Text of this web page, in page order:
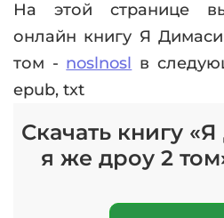
На этой странице
онлайн книгу Я
том - noslnosl в
epub, txt
Скачать книгу
я же дроу 2